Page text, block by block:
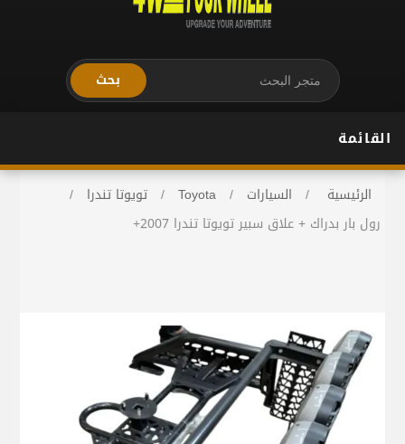
بحث
القائمة
الرئيسية / السيارات /
Toyota
/ تويوتا تندرا
/
رول بار بدراك + علاق سبير تويوتا تندرا 2007+